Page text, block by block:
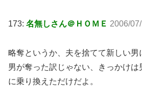
173: 名無しさん＠ＨＯＭＥ 2006/
略奪というか、夫を捨てて新しい男
男が奪った訳じゃない、きっかけは
に乗り換えただけだよ。